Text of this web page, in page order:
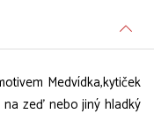
Medvídka,kytiček
zeď nebo jiný hladký